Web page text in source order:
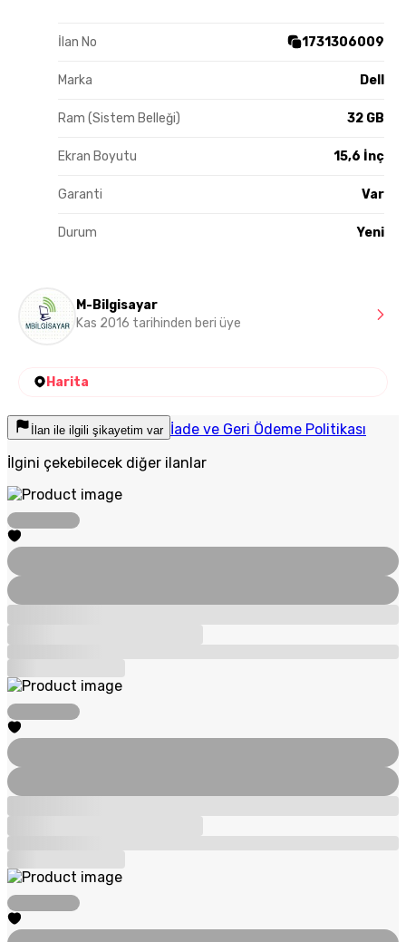
İlan No 1731306009
Marka Dell
Ram (Sistem Belleği) 32 GB
Ekran Boyutu 15,6 İnç
Garanti Var
Durum Yeni
M-Bilgisayar
Kas 2016 tarihinden beri üye
Harita
İlan ile ilgili şikayetim var İade ve Geri Ödeme Politikası
İlgini çekebilecek diğer ilanlar